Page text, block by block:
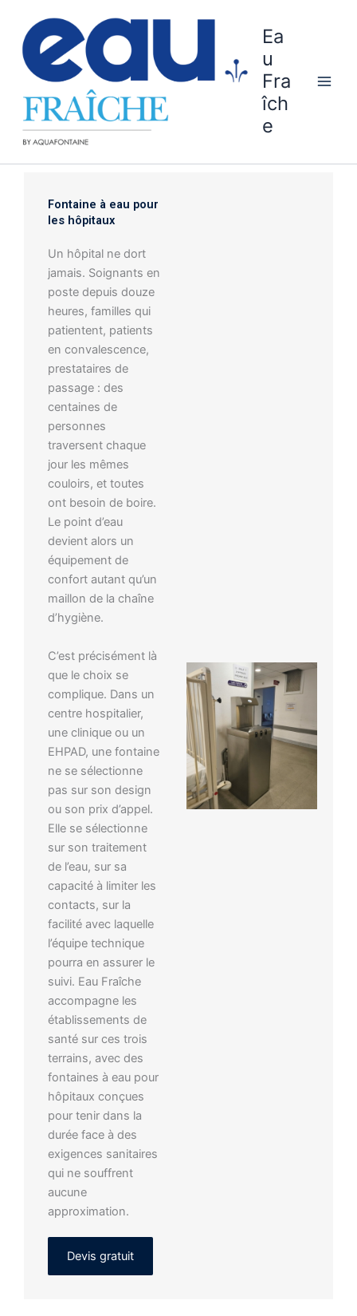
contenu
Ea
u
Fra
îch
e
Fontaine à eau pour
les hôpitaux
Un hôpital ne dort
jamais. Soignants en
poste depuis douze
heures, familles qui
patientent, patients
en convalescence,
prestataires de
passage : des
centaines de
personnes
traversent chaque
jour les mêmes
couloirs, et toutes
ont besoin de boire.
Le point d’eau
devient alors un
équipement de
confort autant qu’un
maillon de la chaîne
d’hygiène.
C’est précisément là
que le choix se
complique. Dans un
centre hospitalier,
une clinique ou un
EHPAD, une fontaine
ne se sélectionne
pas sur son design
ou son prix d’appel.
Elle se sélectionne
sur son traitement
de l’eau, sur sa
capacité à limiter les
contacts, sur la
facilité avec laquelle
l’équipe technique
pourra en assurer le
suivi. Eau Fraîche
accompagne les
établissements de
santé sur ces trois
terrains, avec des
fontaines à eau pour
hôpitaux conçues
pour tenir dans la
durée face à des
exigences sanitaires
qui ne souffrent
aucune
approximation.
Devis gratuit